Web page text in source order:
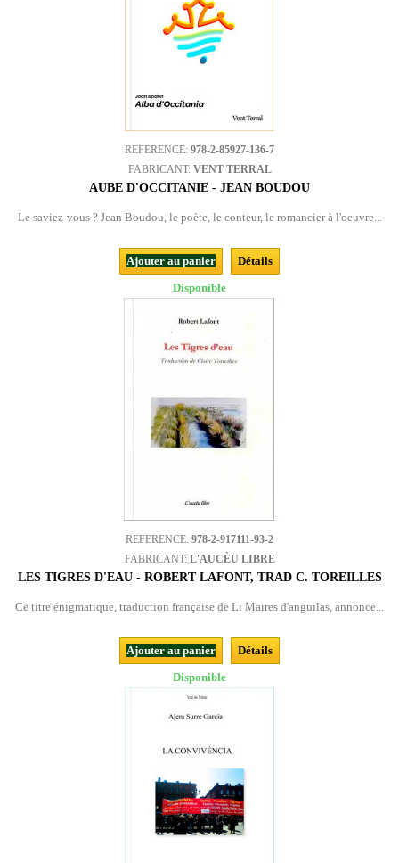
REFERENCE: 978-2-85927-136-7
FABRICANT: VENT TERRAL
AUBE D'OCCITANIE - JEAN BOUDOU
Le saviez-vous ? Jean Boudou, le poète, le conteur, le romancier à l'oeuvre...
Ajouter au panier
Détails
Disponible
REFERENCE: 978-2-917111-93-2
FABRICANT: L'AUCÈU LIBRE
LES TIGRES D'EAU - ROBERT LAFONT, TRAD C. TOREILLES
Ce titre énigmatique, traduction française de Li Maires d'anguilas, annonce...
Ajouter au panier
Détails
Disponible